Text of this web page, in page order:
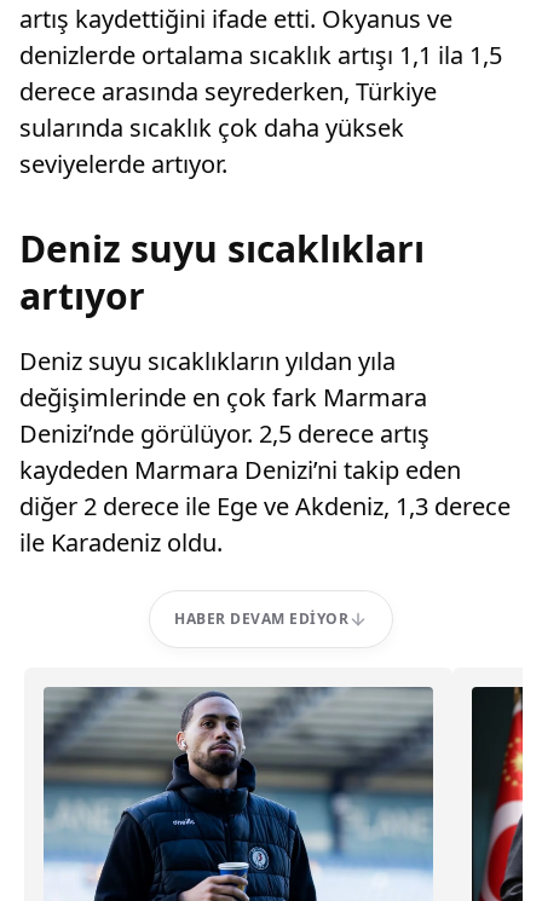
artış kaydettiğini ifade etti. Okyanus ve
denizlerde ortalama sıcaklık artışı 1,1 ila 1,5
derece arasında seyrederken, Türkiye
sularında sıcaklık çok daha yüksek
seviyelerde artıyor.
Deniz suyu sıcaklıkları
artıyor
Deniz suyu sıcaklıkların yıldan yıla
değişimlerinde en çok fark Marmara
Denizi’nde görülüyor. 2,5 derece artış
kaydeden Marmara Denizi’ni takip eden
diğer 2 derece ile Ege ve Akdeniz, 1,3 derece
ile Karadeniz oldu.
HABER DEVAM EDIYOR